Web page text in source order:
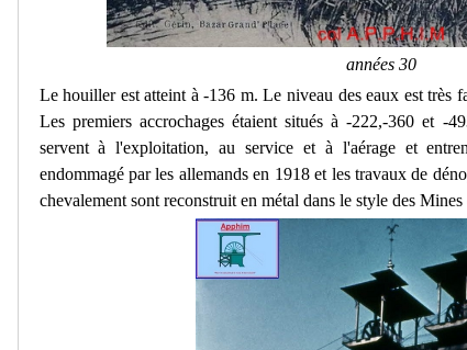
années 30
Le houiller est atteint à -136 m. Le niveau des eaux est très
Les premiers accrochages étaient situés à -222,-360 et -
servent à l'exploitation, au service et à l'aérage et
endommagé par les allemands en 1918 et les travaux de
chevalement sont reconstruit en métal dans le style des Mines